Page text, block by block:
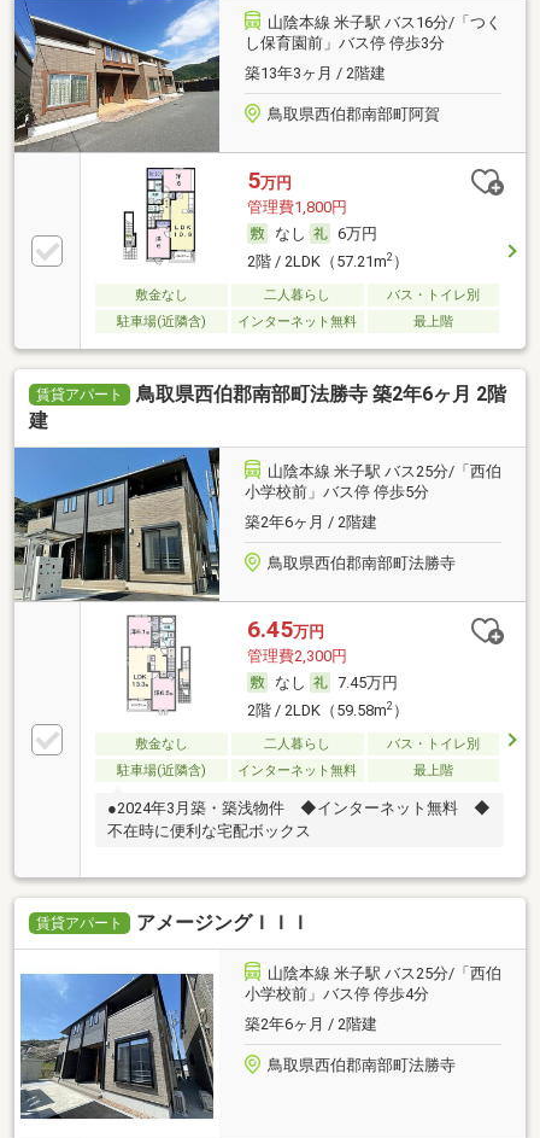
山陰本線 米子駅 バス16分/「つく
し保育園前」バス停 停歩3分
築13年3ヶ月 / 2階建
鳥取県西伯郡南部町阿賀
5万円
管理費1,800円
なし
6万円
2階 / 2LDK（57.21m2）
敷金なし 二人暮らし
バス・トイレ別
駐車場(近隣含)
インターネット無料 最上階
賃貸アパート
鳥取県西伯郡南部町法勝寺 築2年6ヶ月 2階
建
山陰本線 米子駅 バス25分/「西伯
小学校前」バス停 停歩5分
築2年6ヶ月 / 2階建
鳥取県西伯郡南部町法勝寺
6.45万円
管理費2,300円
なし
7.45万円
2階 / 2LDK（59.58m2）
敷金なし 二人暮らし
バス・トイレ別
駐車場(近隣含)
インターネット無料 最上階
●2024年3月築・築浅物件 ◆インターネット無料 ◆
不在時に便利な宅配ボックス
賃貸アパート アメージングＩＩＩ
山陰本線 米子駅 バス25分/「西伯
小学校前」バス停 停歩4分
築2年6ヶ月 / 2階建
鳥取県西伯郡南部町法勝寺